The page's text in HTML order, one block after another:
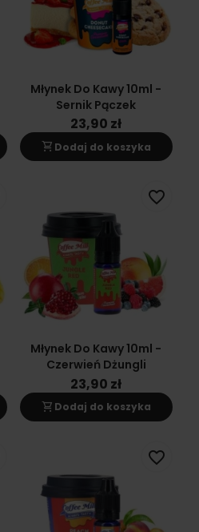
Młynek Do Kawy 10ml -
Sernik Pączek
23,90 zł
shopping_cart Dodaj do koszyka
Młynek Do Kawy 10ml -
Czerwień Dżungli
23,90 zł
shopping_cart Dodaj do koszyka
favorite_border
favorite_border